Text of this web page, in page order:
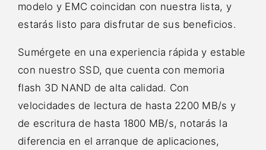
modelo y EMC coincidan con nuestra lista, y
estarás listo para disfrutar de sus beneficios.
Sumérgete en una experiencia rápida y estable
con nuestro SSD, que cuenta con memoria
flash 3D NAND de alta calidad. Con
velocidades de lectura de hasta 2200 MB/s y
de escritura de hasta 1800 MB/s, notarás la
diferencia en el arranque de aplicaciones,